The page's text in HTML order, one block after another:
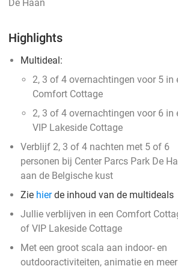
De Haan
Highlights
Multideal:
2, 3 of 4 overnachtingen voor 5 in
Comfort Cottage
2, 3 of 4 overnachtingen voor 6 in
VIP Lakeside Cottage
Verblijf 2, 3 of 4 nachten met 5 of 6
personen bij Center Parcs Park De
aan de Belgische kust
Zie hierde inhoud van de multideals
Jullie verblijven in een Comfort
of VIP Lakeside Cottage
Met een groot scala aan indoor- en
outdooractiviteiten, animatie en meer